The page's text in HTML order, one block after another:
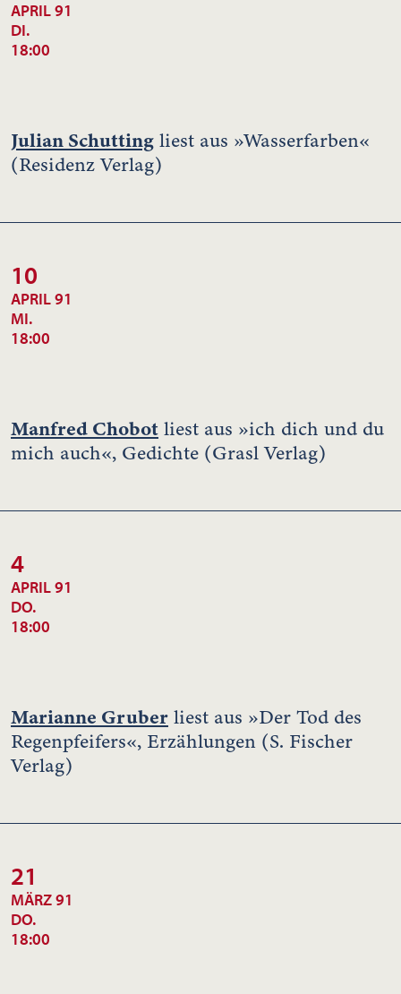
APRIL 91
DI.
18:00
Julian Schutting liest aus »Wasserfarben«
(Residenz Verlag)
10
APRIL 91
MI.
18:00
Manfred Chobot liest aus »ich dich und du
mich auch«, Gedichte (Grasl Verlag)
4
APRIL 91
DO.
18:00
Marianne Gruber liest aus »Der Tod des
Regenpfeifers«, Erzählungen (S. Fischer
Verlag)
21
MÄRZ 91
DO.
18:00